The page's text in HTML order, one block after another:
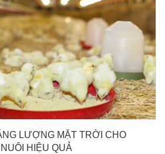
LƯỢNG MẶT TRỜI CHO
HIỆU QUẢ